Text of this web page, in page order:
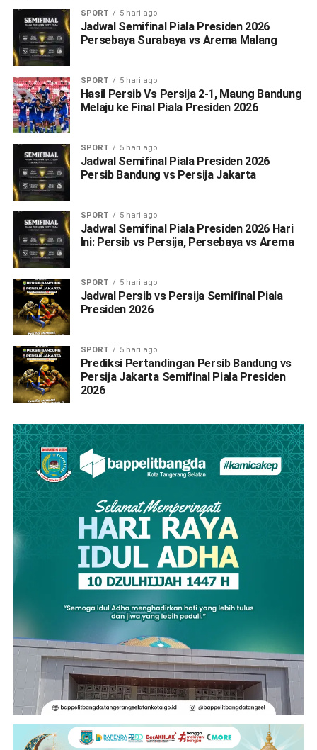
SPORT 5 hari ago
Jadwal Semifinal Piala Presiden 2026
Persebaya Surabaya vs Arema Malang
SPORT 5 hari ago
Hasil Persib Vs Persija 2-1, Maung Bandung
Melaju ke Final Piala Presiden 2026
SPORT 5 hari ago
Jadwal Semifinal Piala Presiden 2026
Persib Bandung vs Persija Jakarta
SPORT 5 hari ago
Jadwal Semifinal Piala Presiden 2026 Hari
Ini: Persib vs Persija, Persebaya vs Arema
SPORT 5 hari ago
Jadwal Persib vs Persija Semifinal Piala
Presiden 2026
SPORT 5 hari ago
Prediksi Pertandingan Persib Bandung vs
Persija Jakarta Semifinal Piala Presiden
2026